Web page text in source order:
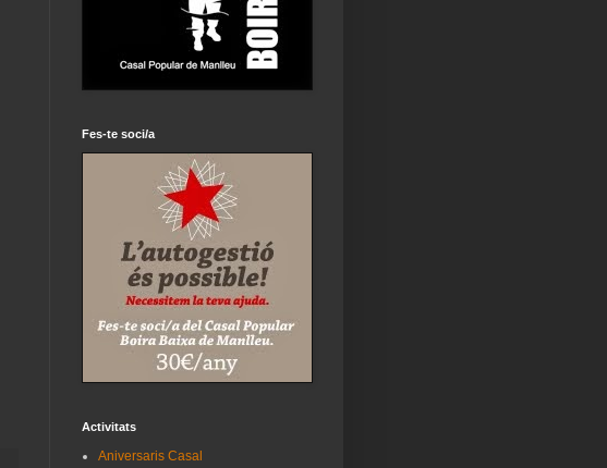
Fes-te soci/a
Activitats
Aniversaris Casal